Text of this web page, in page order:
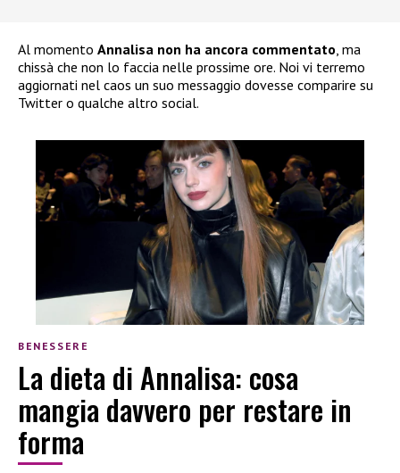
Al momento Annalisa non ha ancora commentato, ma
chissà che non lo faccia nelle prossime ore. Noi vi terremo
aggiornati nel caos un suo messaggio dovesse comparire su
Twitter o qualche altro social.
BENESSERE
La dieta di Annalisa: cosa
mangia davvero per restare in
forma